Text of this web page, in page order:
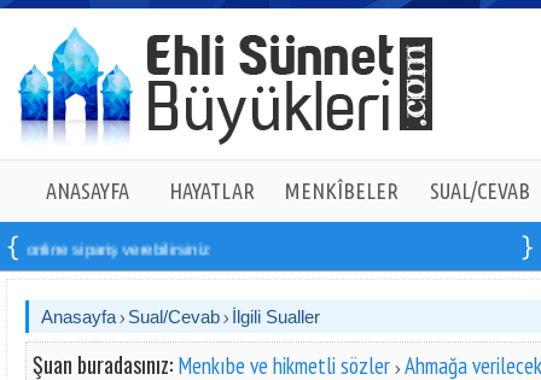
ANASAYFA HAYATLAR MENKÎBELER SUAL/CEVAB
sipariş verebilirsiniz
Anasayfa Sual/Cevab İlgili Sualler
Şuan buradasınız: Menkıbe ve hikmetli sözler Ahmağa